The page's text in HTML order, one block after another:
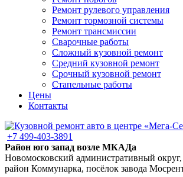
Ремонт рулевого управления
Ремонт тормозной системы
Ремонт трансмиссии
Сварочные работы
Сложный кузовной ремонт
Средний кузовной ремонт
Срочный кузовной ремонт
Стапельные работы
Цены
Контакты
+7 499-403-3891
Район юго запад возле МКАДа
Новомосковский административный округ,
район Коммунарка, посёлок завода